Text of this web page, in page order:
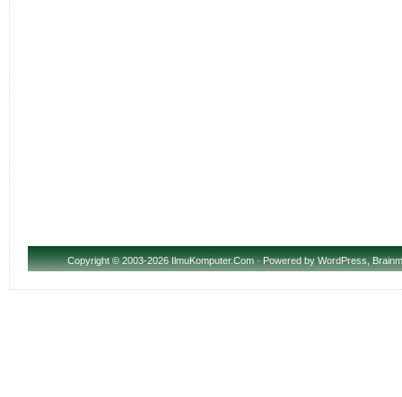
Copyright© 2003-2026 IlmuKomputer.Com · Powered byWordPress,